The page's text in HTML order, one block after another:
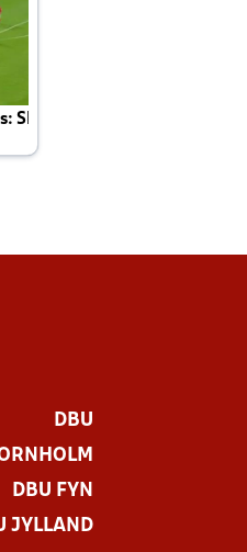
Skotland - Danmark 4-2
DBU
DBU FYN
JYLLAND